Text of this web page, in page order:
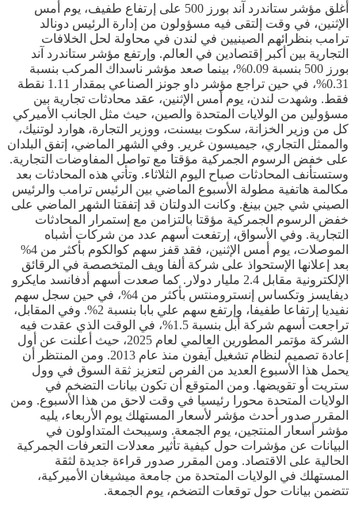
أغلق مؤشر ستاندرد آند بورز 500 على إرتفاع طفيف، يوم أمس
الإثنين، في وقت إلتقى فيه مسؤولون من إدارة الرئيس دونالد
ترامب بنظرائهم الصينيين في لندن في محاولة لحل الخلافات
التجارية بين أكبر إقتصادين في العالم. وإرتفع مؤشر ستاندرد آند
بورز 500 بنسبة 0.09%، بينما صعد مؤشر ناسداك المركب بنسبة
0.31%، في حين تراجع مؤشر داو جونز الصناعي بمقدار 1.11 نقطة
فقط. وشهدت لندن، يوم أمس الإثنين، عقد محادثات تجارية بين
مسؤولين من الولايات المتحدة والصين، حيث مثل الجانب الأميركي
كل من وزير الخزانة، سكوت بيسنت، ووزير التجارة، هوارد لوتنيك،
والممثل التجاري، جيميسون غرير. وفي الشهر الماضي، إتفق البلدان
على خفض الرسوم الجمركية مؤقتا مع تواصل المفاوضات التجارية.
وستستأنف المحادثات صباح اليوم الثلاثاء. وتأتي هذه المحادثات بعد
مكالمة هاتفية مطولة الأسبوع الماضي بين الرئيس ترامب والرئيس
الصيني شي جين بينغ. وكانت الدولتان قد إتفقتا الشهر الماضي على
خفض الرسوم الجمركية مؤقتا بالتزامن مع إستمرار المحادثات
التجارية. وفي الأسواق، إرتفعت أسهم عدد من شركات أشباه
الموصلات، يوم أمس الإثنين، فقد قفز سهم كوالكوم بأكثر من 4%
بعد إعلانها الإستحواذ على شركة ألفا ويف المتخصصة في الرقائق
الإلكترونية مقابل 2.4 مليار دولار. كما صعدت أسهم أدفانسد مايكرو
ديفايسز وتكساس إنسترومنتس بأكثر من 4%، في حين سجل سهم
نفيديا إرتفاعا طفيفا، وإرتفع سهم علي بابا بنسبة 2%. وفي المقابل،
تراجعت أسهم شركة أبل بنسبة 1.5%، في الوقت الذي عقدت فيه
الشركة مؤتمر المطورين العالمي لعام 2025، حيث أعلنت عن أول
إعادة تصميم لنظام تشغيل آيفون منذ عام 2013. ومن المنتظر أن
يحمل هذا الأسبوع العديد من الفرص لتعزيز ثقة السوق في وول
ستريت أو تقويضها. ومن المتوقع أن تكون بيانات التضخم في
الولايات المتحدة محورا رئيسيا في وقت لاحق من هذا الأسبوع. ومن
المقرر صدور أحدث مؤشر لأسعار المستهلك يوم الأربعاء، يليه
مؤشر أسعار المنتجين، يوم الجمعة. وسيبحث المتداولون في
البيانات عن مؤشرات حول كيفية تأثير معدلات التعرفات الجمركية
الحالية على الاقتصاد. ومن المقرر صدور قراءة جديدة لثقة
المستهلك في الولايات المتحدة من جامعة ميشيغان الأميركية،
تتضمن بيانات حول توقعات التضخم، يوم الجمعة.